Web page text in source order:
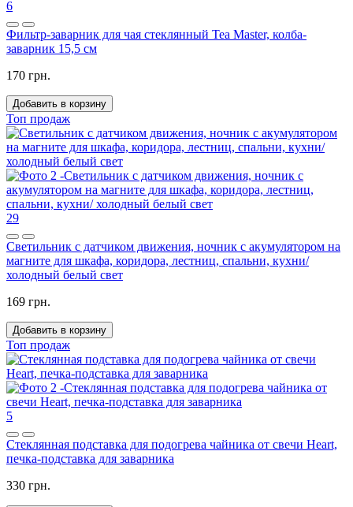
6
Фильтр-заварник для чая стеклянный Tea Master, колба-
заварник 15,5 см
170 грн.
Добавить в корзину
Топ продаж
29
Светильник с датчиком движения, ночник с акумулятором на
магните для шкафа, коридора, лестниц, спальни, кухни/
холодный белый свет
169 грн.
Добавить в корзину
Топ продаж
5
Стеклянная подставка для подогрева чайника от свечи Heart,
печка-подставка для заварника
330 грн.